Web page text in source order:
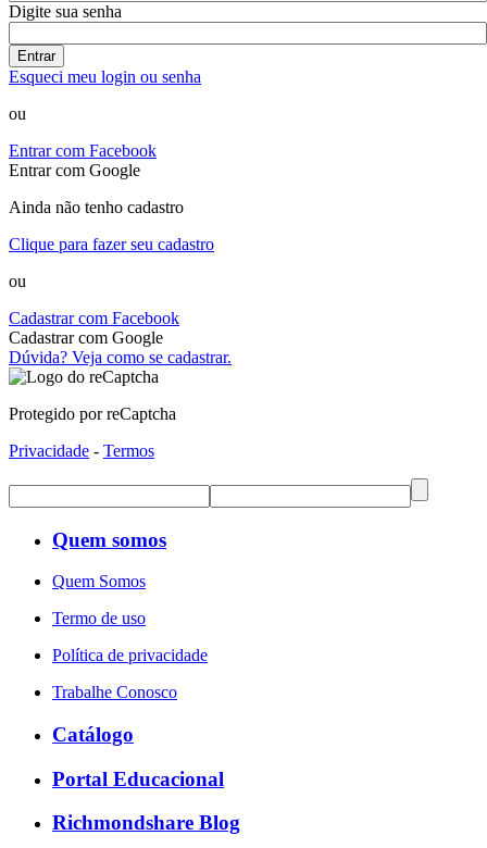
Digite sua senha
Entrar
Esqueci meu login ou senha
ou
Entrar com Facebook
Entrar com Google
Ainda não tenho cadastro
Clique para fazer seu cadastro
ou
Cadastrar com Facebook
Cadastrar com Google
Dúvida? Veja como se cadastrar.
Protegido por reCaptcha
Privacidade - Termos
Quem somos
Quem Somos
Termo de uso
Política de privacidade
Trabalhe Conosco
Catálogo
Portal Educacional
Richmondshare Blog